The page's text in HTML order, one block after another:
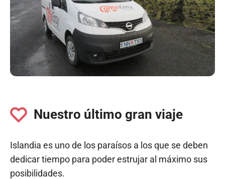
Nuestro último gran viaje
Islandia es uno de los paraísos a los que se deben
dedicar tiempo para poder estrujar al máximo sus
posibilidades.